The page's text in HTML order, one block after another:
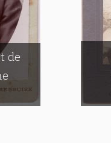
de